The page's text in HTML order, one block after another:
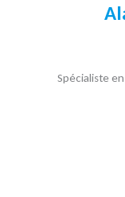
Spécialiste